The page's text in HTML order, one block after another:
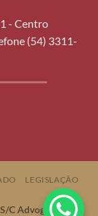
- Centro
(54) 3311-
LEGISLAÇÃO
C Advogados